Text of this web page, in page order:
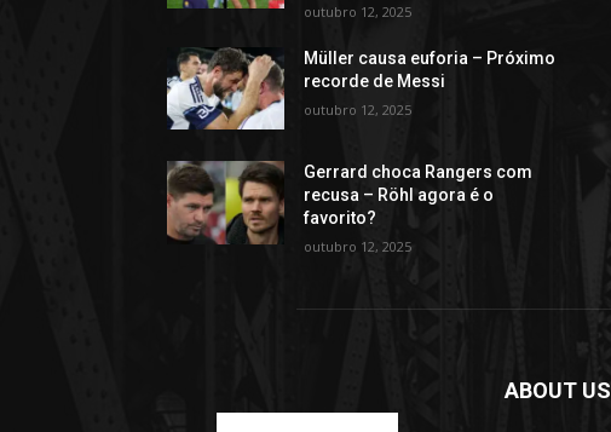
outubro 12, 2025
Müller causa euforia – Próximo
recorde de Messi
outubro 12, 2025
Gerrard choca Rangers com
recusa – Röhl agora é o
favorito?
outubro 12, 2025
ABOUT US